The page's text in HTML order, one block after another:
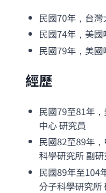
民國70年，台
民國74年，美
民國79年，美
經歷
民國79至81年
中心 研究員
民國82至89年
科學研究所 副研
民國89年至104
分子科學研究所